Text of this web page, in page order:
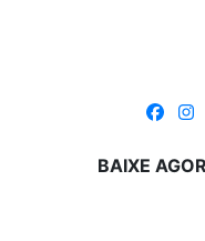
BAIXE